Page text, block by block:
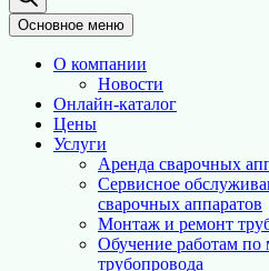
Основное меню
О компании
Новости
Онлайн-каталог
Цены
Услуги
Аренда сварочных
Сервисное
сварочных аппаратов
Монтаж и ремонт
Обучение работам
трубопровода